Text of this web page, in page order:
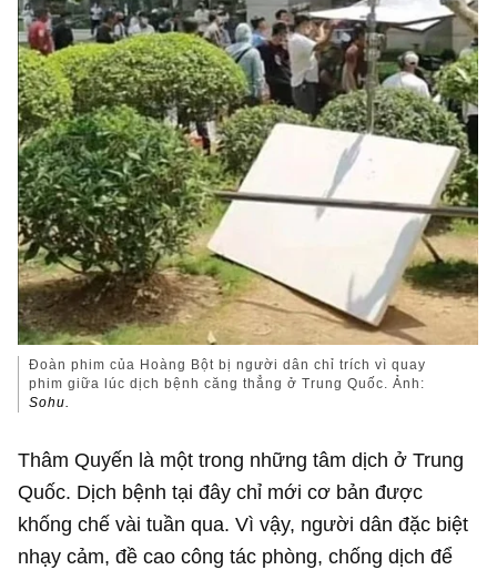
Đoàn phim của Hoàng Bột bị người dân chỉ trích vì quay
phim giữa lúc dịch bệnh căng thẳng ở Trung Quốc. Ảnh:
Sohu.
Thâm Quyến là một trong những tâm dịch ở Trung
Quốc. Dịch bệnh tại đây chỉ mới cơ bản được
khống chế vài tuần qua. Vì vậy, người dân đặc biệt
nhạy cảm, đề cao công tác phòng, chống dịch để